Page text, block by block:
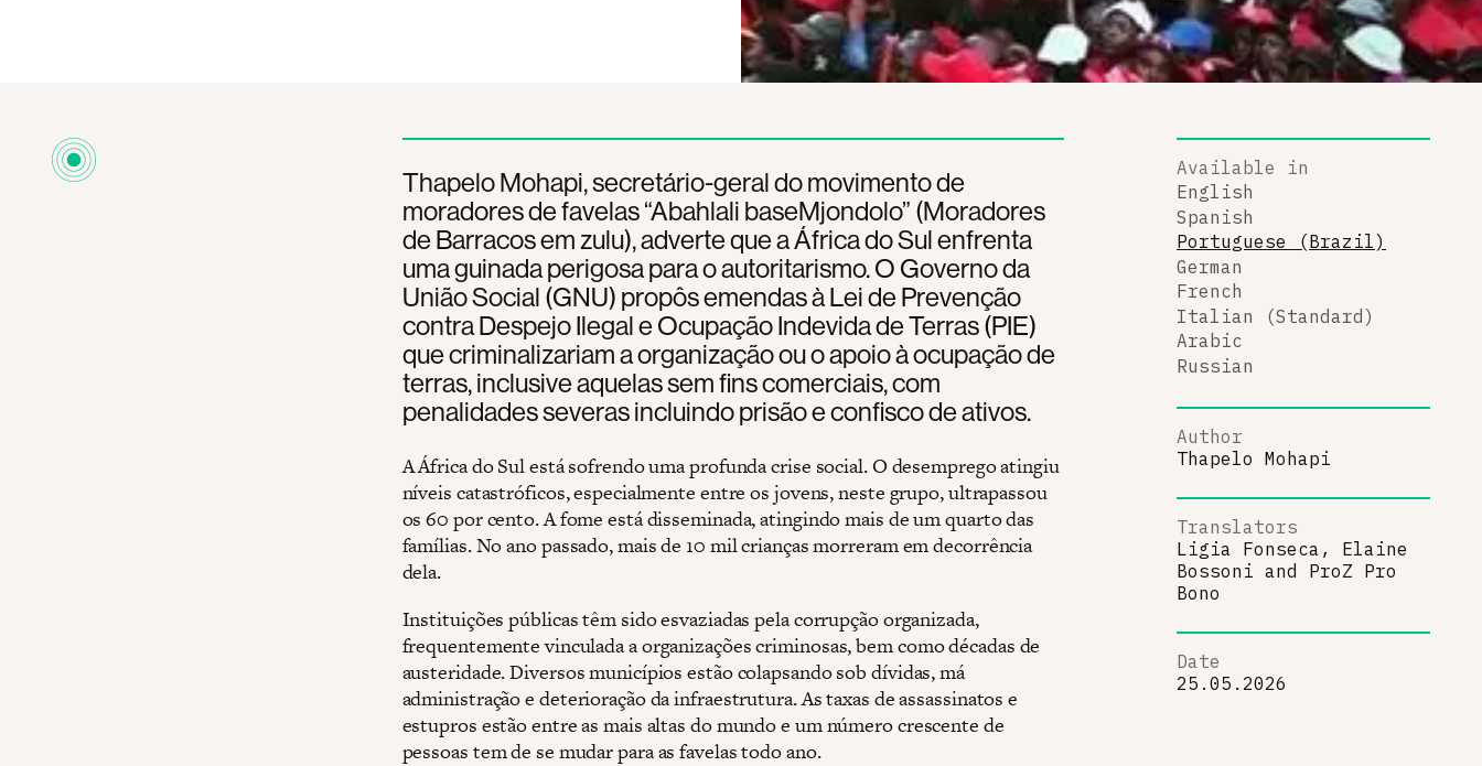
Thapelo Mohapi, secretário-geral do movimento de
moradores de favelas “Abahlali baseMjondolo” (Moradores
de Barracos em zulu), adverte que a África do Sul enfrenta
uma guinada perigosa para o autoritarismo. O Governo da
União Social (GNU) propôs emendas à Lei de Prevenção
contra Despejo Ilegal e Ocupação Indevida de Terras (PIE)
que criminalizariam a organização ou o apoio à ocupação de
terras, inclusive aquelas sem fins comerciais, com
penalidades severas incluindo prisão e confisco de ativos.
A África do Sul está sofrendo uma profunda crise social. O desemprego atingiu
níveis catastróficos, especialmente entre os jovens, neste grupo, ultrapassou
os 60 por cento. A fome está disseminada, atingindo mais de um quarto das
famílias. No ano passado, mais de 10 mil crianças morreram em decorrência
dela.
Instituições públicas têm sido esvaziadas pela corrupção organizada,
frequentemente vinculada a organizações criminosas, bem como décadas de
austeridade. Diversos municípios estão colapsando sob dívidas, má
administração e deterioração da infraestrutura. As taxas de assassinatos e
estupros estão entre as mais altas do mundo e um número crescente de
pessoas tem de se mudar para as favelas todo ano.
Available in
English
Spanish
Portuguese (Brazil)
German
French
Italian (Standard)
Arabic
Russian
Author
Thapelo Mohapi
Translators
Ligia Fonseca, Elaine
Bossoni and ProZ Pro
Bono
Date
25.05.2026